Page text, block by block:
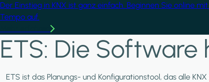
Der Einstieg in KNX ist ganz einfach. Beginnen Sie online
Tempo auf.
ETS: Die Software
ETS ist das Planungs- und Konfigurationstool, das alle